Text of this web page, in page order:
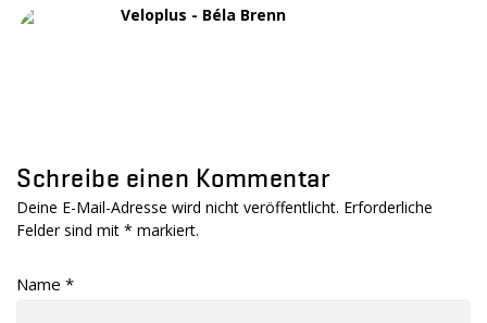
Veloplus - Béla Brenn
Schreibe einen Kommentar
Deine E-Mail-Adresse wird nicht veröffentlicht. Erforderliche
Felder sind mit * markiert.
Name *